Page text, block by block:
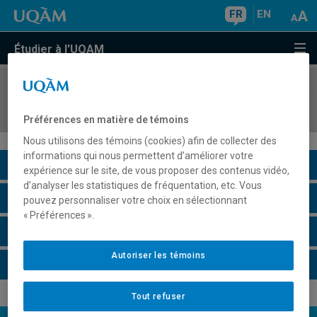
FR EN
Étudier à l'UQAM
COURS//
Description du cours
Horaire - Été 2026
Préférences en matière de témoins
Nous utilisons des témoins (cookies) afin de collecter des
informations qui nous permettent d’améliorer votre
expérience sur le site, de vous proposer des contenus vidéo,
d’analyser les statistiques de fréquentation, etc. Vous
pouvez personnaliser votre choix en sélectionnant
« Préférences ».
Tout refuser
Autoriser les témoins